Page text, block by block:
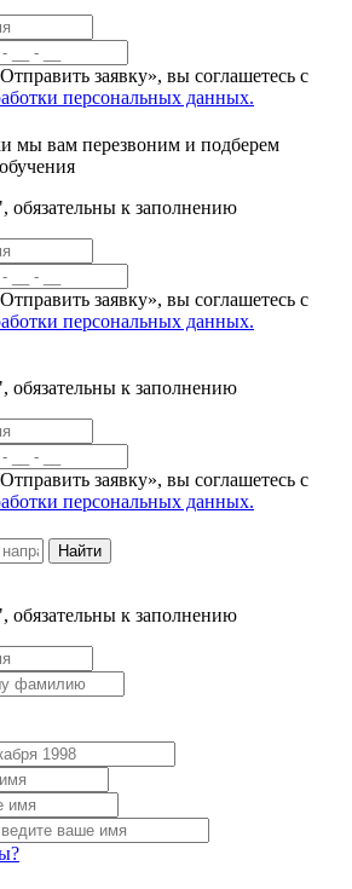
заявку», вы соглашетесь с
персональных данных.
мы вам перезвоним и подберем
к заполнению
заявку», вы соглашетесь с
персональных данных.
к заполнению
заявку», вы соглашетесь с
персональных данных.
Найти
к заполнению